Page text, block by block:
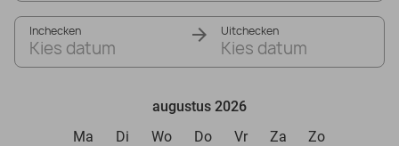
Inchecken
Kies datum
Uitchecken
Kies datum
augustus 2026
Ma
Di Wo Do Vr Za Zo